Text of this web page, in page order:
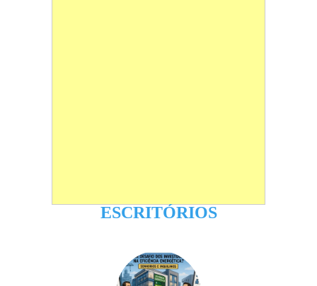
ESCRITÓRIOS